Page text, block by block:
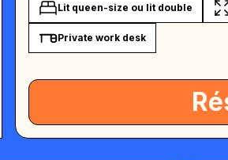
Lit queen-size ou lit double
Private work desk